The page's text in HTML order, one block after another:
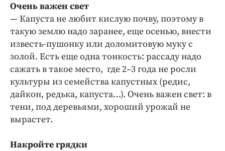
Очень важен свет
— Капуста не любит кислую почву, поэтому в
такую землю надо заранее, еще осенью, внести
известь-пушонку или доломитовую муку с
золой. Есть еще одна тонкость: рассаду надо
сажать в такое место, где 2–3 года не росли
культуры из семейства капустных (редис,
дайкон, редька, капуста…). Очень важен свет: в
тени, под деревьями, хороший урожай не
вырастет.
Накройте грядки